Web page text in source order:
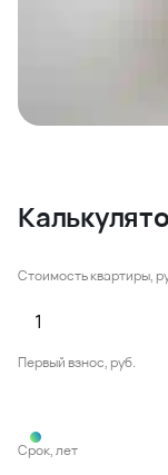
Стоимость квартиры,
Первый взнос, руб.
Срок, лет